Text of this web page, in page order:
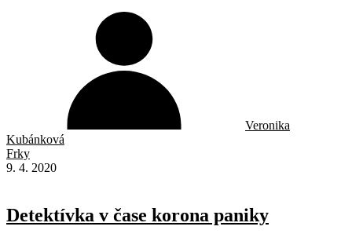
Veronika
Kubánková
Frky
9. 4. 2020
Detektívka v čase korona paniky